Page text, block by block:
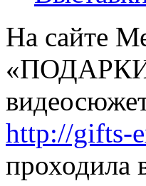
На сайте
http://gifts-
проходила